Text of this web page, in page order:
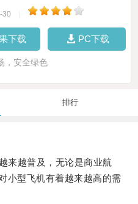
30
下载 PC下载
，安全绿色
排行
越普及，无论是商业航
小型飞机有着越来越高的需